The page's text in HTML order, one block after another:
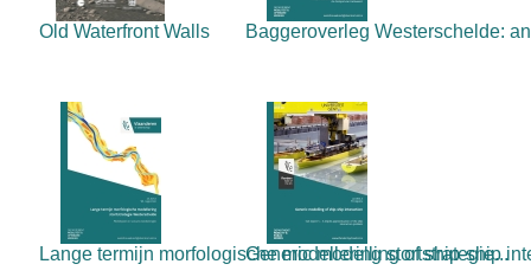
Old Waterfront Walls Baggeroverleg Westerschelde:
Lange termijn morfologische modellering stortstrategie...
Generic modelling of ship-ship